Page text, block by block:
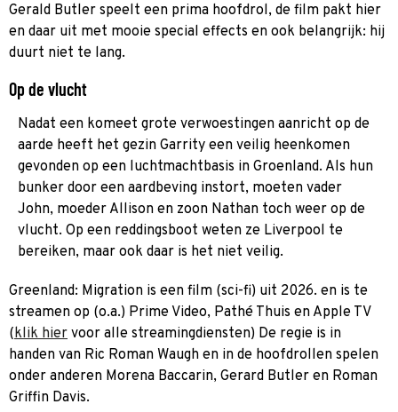
Gerald Butler speelt een prima hoofdrol, de film pakt hier
en daar uit met mooie special effects en ook belangrijk: hij
duurt niet te lang.
Op de vlucht
Nadat een komeet grote verwoestingen aanricht op de
aarde heeft het gezin Garrity een veilig heenkomen
gevonden op een luchtmachtbasis in Groenland. Als hun
bunker door een aardbeving instort, moeten vader
John, moeder Allison en zoon Nathan toch weer op de
vlucht. Op een reddingsboot weten ze Liverpool te
bereiken, maar ook daar is het niet veilig.
Greenland: Migration is een film (sci-fi) uit 2026. en is te
streamen op (o.a.) Prime Video, Pathé Thuis en Apple TV
(klik hier voor alle streamingdiensten) De regie is in
handen van Ric Roman Waugh en in de hoofdrollen spelen
onder anderen Morena Baccarin, Gerard Butler en Roman
Griffin Davis.